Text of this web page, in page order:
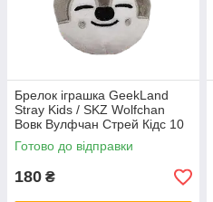
Брелок іграшка GeekLand
Stray Kids / SKZ Wolfchan
Вовк Вулфчан Стрей Кідс 10
см G SKZ04
Готово до відправки
180 ₴